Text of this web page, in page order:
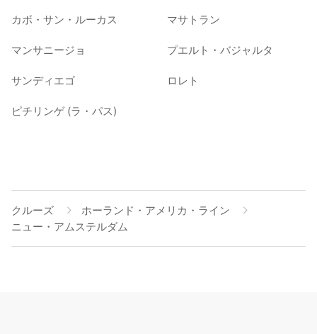
カボ・サン・ルーカス マサトラン
マンサニージョ プエルト・バジャルタ
サンディエゴ ロレト
ピチリンゲ (ラ・パス)
クルーズ
ホーランド・アメリカ・ライン
ニュー・アムステルダム